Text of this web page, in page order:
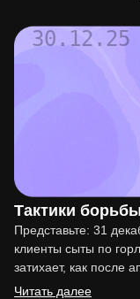
30.12.25
Тактики
Представьте: 31
клиенты сыты по
затихает, как после
Читать далее